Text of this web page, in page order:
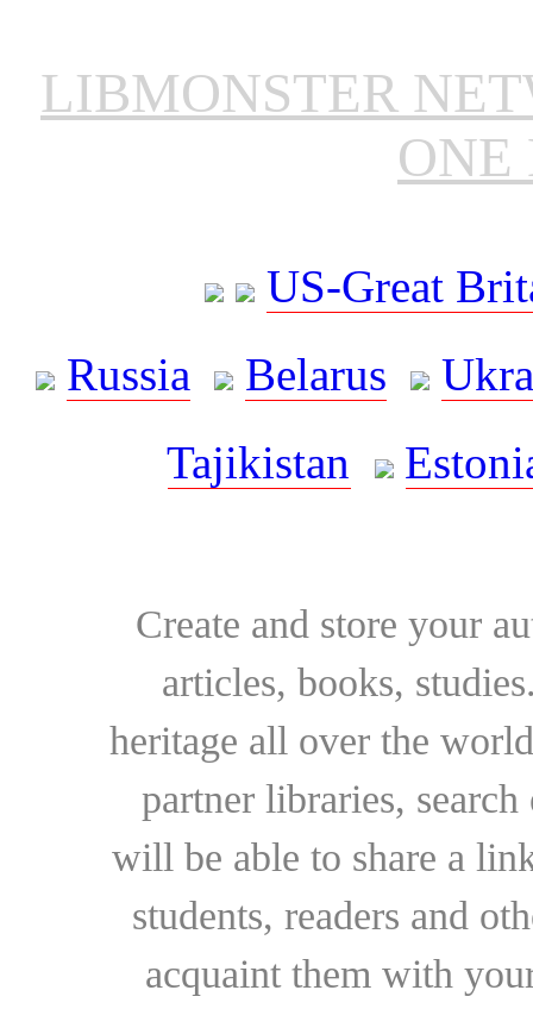
LIBMONSTER
ONE
US-Great
Russia
Belarus
Tajikistan
Create and store your
articles, books,
heritage all over the
partner libraries,
will be able to share a
students, readers and
acquaint them with